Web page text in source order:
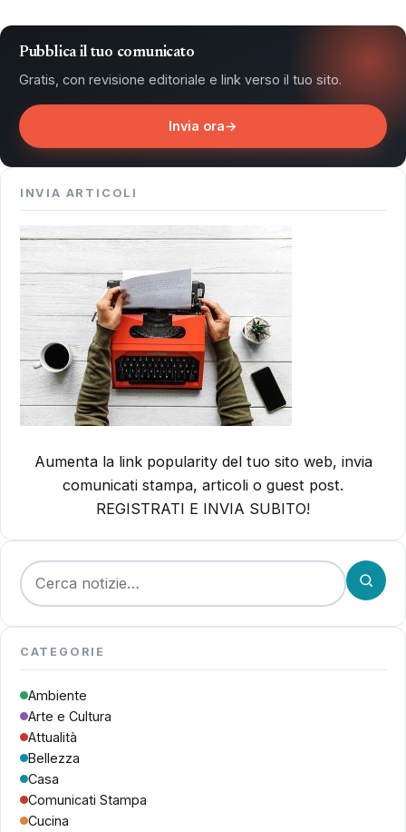
Pubblica il tuo comunicato
Gratis, con revisione editoriale e link verso il tuo sito.
Invia ora→
INVIA ARTICOLI
Aumenta la link popularity del tuo sito web, invia
comunicati stampa, articoli o guest post.
REGISTRATI E INVIA SUBITO!
Cerca:
CATEGORIE
Ambiente
Arte e Cultura
Attualità
Bellezza
Casa
Comunicati Stampa
Cucina